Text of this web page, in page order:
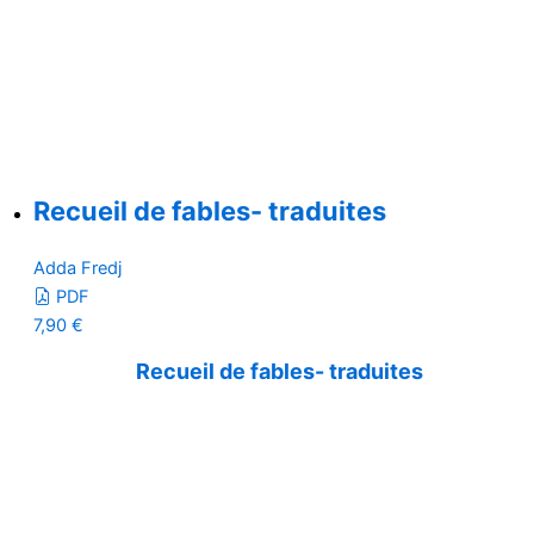
Recueil de fables- traduites
Adda Fredj
PDF
7,90 €
Recueil de fables- traduites